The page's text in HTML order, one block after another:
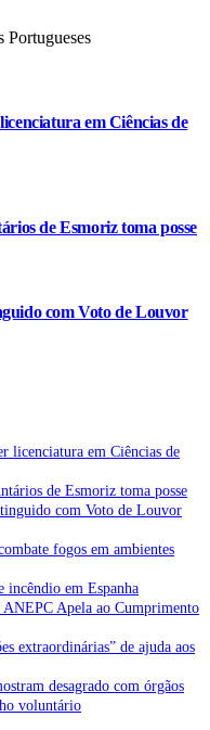
em Ciências de
de Esmoriz toma posse
com Voto de Louvor
licenciatura em Ciências de
de Esmoriz toma posse
com Voto de Louvor
fogos em ambientes
em Espanha
Apela ao Cumprimento
extraordinárias” de ajuda aos
desagrado com órgãos
voluntário